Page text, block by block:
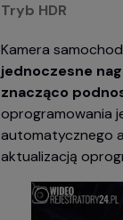
Tryb HDR
Kamera
jednoczesne
znacząco
oprogramowania
automatycznego
aktualizacją